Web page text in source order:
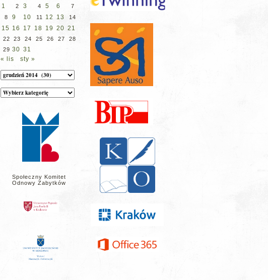
1 2 3 4 5 6
7
8
9 10 11 12 13 14
15 16 17 18 19 20 21
22 23 24 25 26 27
28
29 30 31
« lis
sty »
Archiwum
Kategorie
wpisów
Społeczny Komitet
Odnowy Zabytków